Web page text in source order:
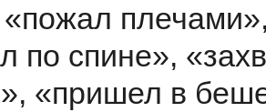
«пожал
по спине»,
«пришел в